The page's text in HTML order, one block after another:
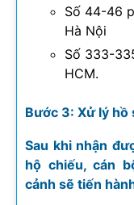
Số 44-46
Hà Nội
Số 333-
HCM.
Bước 3: Xử lý hồ
Sau khi nhận
hộ chiếu, cán
cảnh sẽ tiến